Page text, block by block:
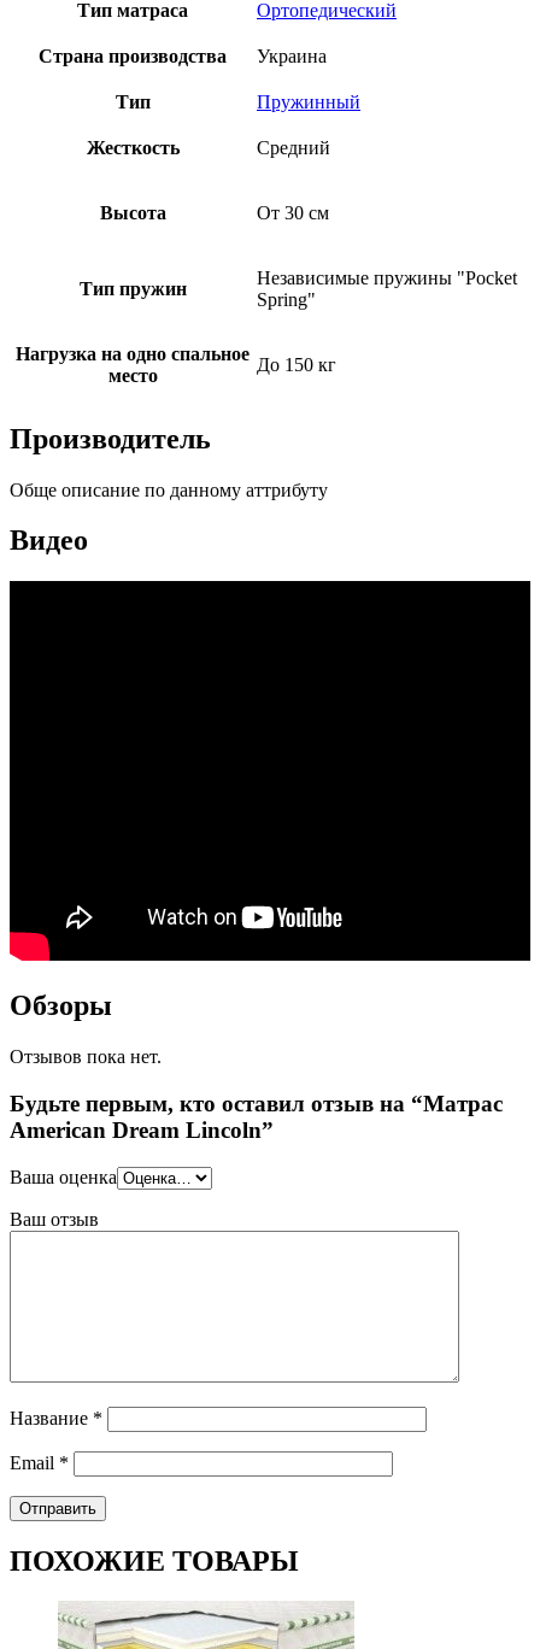
Тип матраса Ортопедический
Страна производства Украина
Тип Пружинный
Жесткость Средний
Высота От 30 см
Тип пружин
Независимые пружины "Pocket
Spring"
Нагрузка на одно спальное
место
До 150 кг
Производитель
Обще описание по данному аттрибуту
Видео
Обзоры
Отзывов пока нет.
Будьте первым, кто оставил отзыв на “Матрас
American Dream Lincoln”
Ваша оценка
Ваш отзыв
Название *
Email *
ПОХОЖИЕ ТОВАРЫ